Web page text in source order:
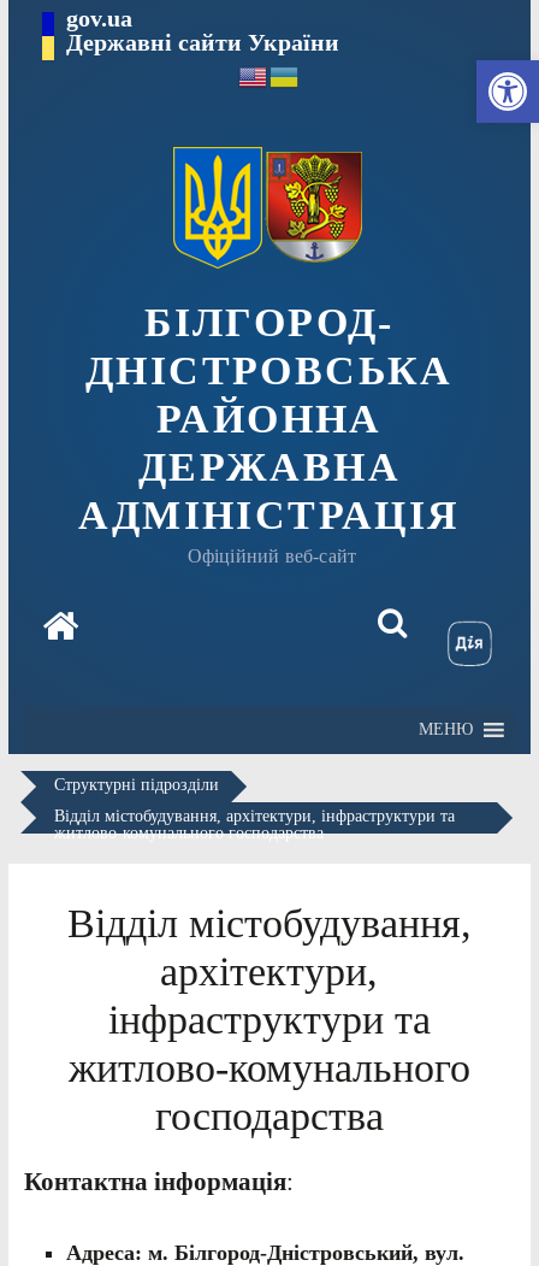
вмісту
gov.ua
Державні сайти України
БІЛГОРОД-
ДНІСТРОВСЬКА
РАЙОННА
ДЕРЖАВНА
АДМІНІСТРАЦІЯ
Офіційний веб-сайт
МЕНЮ
Структурні підрозділи
Відділ містобудування, архітектури, інфраструктури та
житлово-комунального господарства
Відділ містобудування,
архітектури,
інфраструктури та
житлово-комунального
господарства
Контактна інформація:
Адреса: м. Білгород-Дністровський, вул.